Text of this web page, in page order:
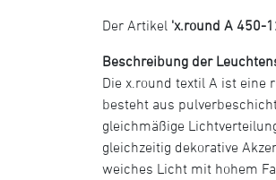
Der Artikel 'x.round A 450-
Beschreibung der
Die x.round textil A ist eine
besteht aus
gleichmäßige
gleichzeitig dekorative
weiches Licht mit hohem